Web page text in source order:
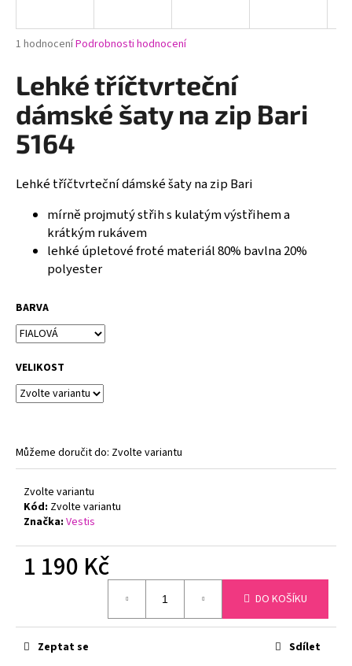
Průměrné
produktu
je
5,0
z
5
hvězdiček.
1 hodnoceníPodrobnosti hodnocení
Lehké tříčtvrteční
dámské šaty na zip Bari
5164
Lehké tříčtvrteční dámské šaty na zip Bari
mírně projmutý střih s kulatým výstřihem a
krátkým rukávem
lehké úpletové froté materiál 80% bavlna 20%
polyester
BARVA
VELIKOST
Můžeme doručit do: Zvolte variantu
Zvolte variantu
Kód: Zvolte variantu
Značka: Vestis
1 190 Kč
DO KOŠÍKU
Zeptat se Sdílet
j
t
?
HLEDAT
o
r
u
u
j
e
PODPRSENKA
KOSTICÍ
FELINA
205210
Původně:
100